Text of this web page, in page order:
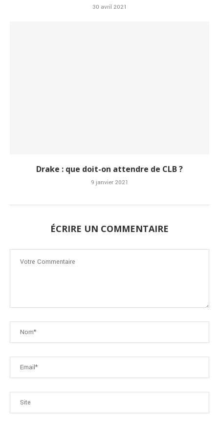
30 avril 2021
Drake : que doit-on attendre de CLB ?
9 janvier 2021
ÉCRIRE UN COMMENTAIRE